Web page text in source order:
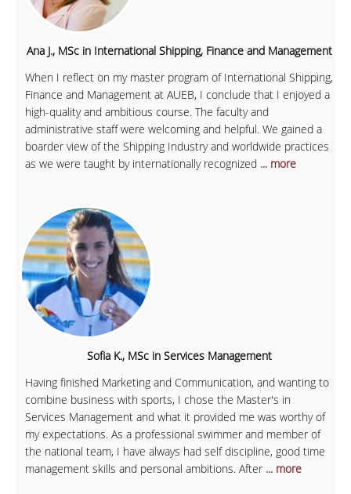
Ana J., MSc in International Shipping, Finance and Management
When I reflect on my master program of International Shipping,
Finance and Management at AUEB, I conclude that I enjoyed a
high-quality and ambitious course. The faculty and
administrative staff were welcoming and helpful. We gained a
boarder view of the Shipping Industry and worldwide practices
as we were taught by internationally recognized ... more
Sofia K., MSc in Services Management
Having finished Marketing and Communication, and wanting to
combine business with sports, I chose the Master's in
Services Management and what it provided me was worthy of
my expectations. As a professional swimmer and member of
the national team, I have always had self discipline, good time
management skills and personal ambitions. After ... more